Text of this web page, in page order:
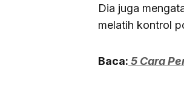
Dia juga
melatih kontrol
Baca: 5 Cara